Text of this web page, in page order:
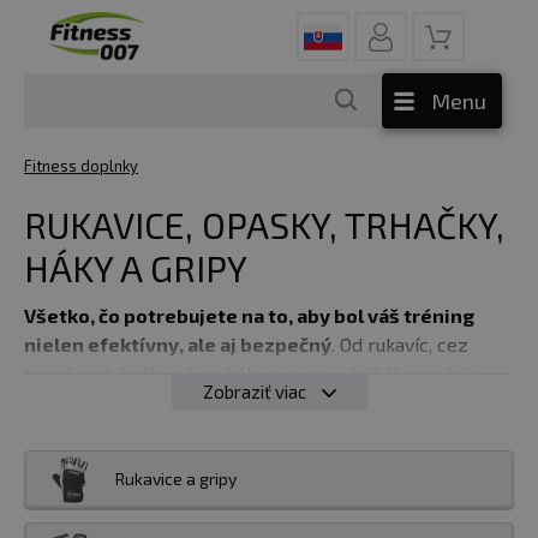
Menu
Fitness doplnky
RUKAVICE, OPASKY, TRHAČKY,
HÁKY A GRIPY
Všetko, čo potrebujete na to, aby bol váš tréning
nielen efektívny, ale aj bezpečný. Od rukavíc, cez
má svoju rolu, ktorá vám môže pomôcť zvládnuť väčšiu
pred zranením. Tu je návod, aké pomôcky zvoliť podľa
vašich potrieb a cieľov.
Zobraziť viac
Rukavice a gripy